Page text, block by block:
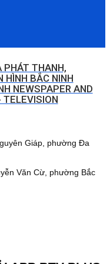
PHÁT THANH,
HÌNH BẮC NINH
NEWSPAPER AND
TELEVISION
Giáp, phường Đa
Cừ, phường Bắc